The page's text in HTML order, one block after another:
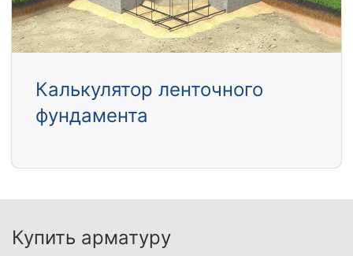
Калькулятор ленточного
фундамента
Купить арматуру